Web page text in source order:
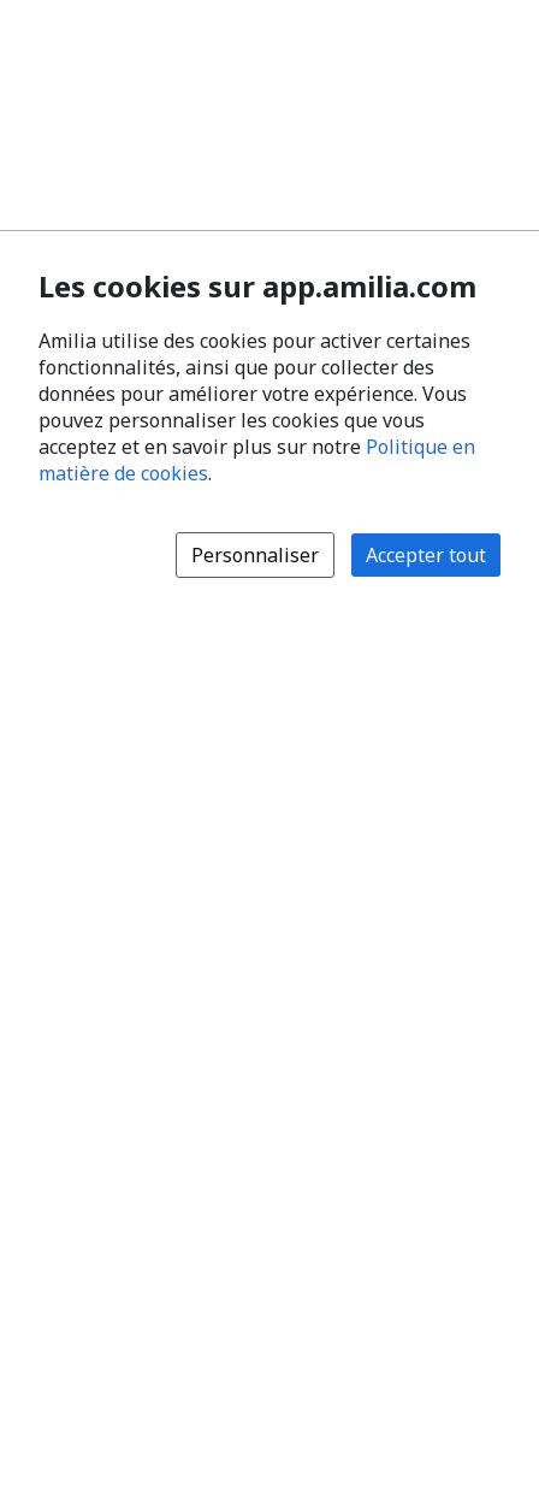
Les cookies sur app.amilia.com
Amilia utilise des cookies pour activer certaines
fonctionnalités, ainsi que pour collecter des
données pour améliorer votre expérience. Vous
pouvez personnaliser les cookies que vous
acceptez et en savoir plus sur notre Politique en
matière de cookies.
Personnaliser Accepter tout